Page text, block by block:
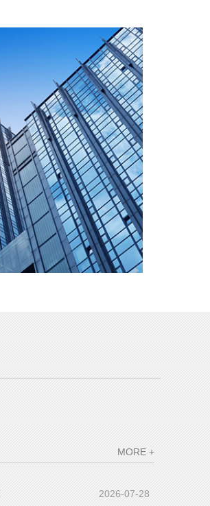
MORE +
2026-07-28